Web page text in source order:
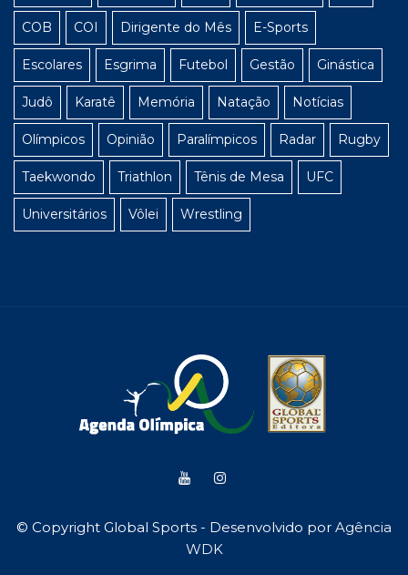
COB COI Dirigente do Mês E-Sports
Escolares Esgrima Futebol Gestão Ginástica
Judô Karatê Memória Natação Notícias
Olímpicos Opinião Paralímpicos Radar Rugby
Taekwondo Triathlon Tênis de Mesa UFC
Universitários Vôlei Wrestling
© Copyright Global Sports - Desenvolvido por Agência
WDK